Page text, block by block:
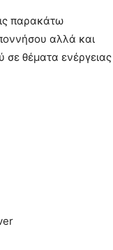
παρακάτω
αλλά και
θέματα ενέργειας